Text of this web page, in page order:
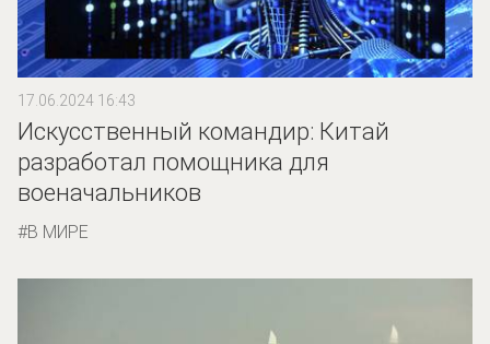
17.06.2024 16:43
Искусственный командир: Китай
разработал помощника для
военачальников
В МИРЕ